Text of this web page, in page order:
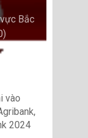
Bắc
vào
2024